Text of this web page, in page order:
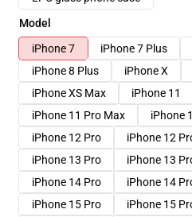
Model
iPhone 7
iPhone 7 Plus
iPhone 8 Plus
iPhone X
iPhone XS Max
iPhone 11
iPhone 11 Pro Max
iPhone
iPhone 12 Pro
iPhone 12
iPhone 13 Pro
iPhone 13
iPhone 14 Pro
iPhone 14
iPhone 15 Pro
iPhone 15